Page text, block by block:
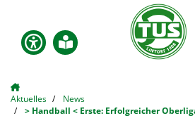
Aktuelles
News
> Handball < Erste: Erfolgreicher